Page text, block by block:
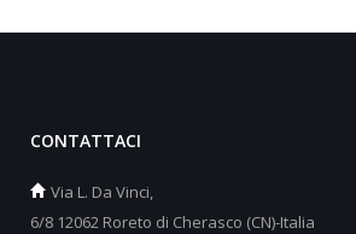
CONTATTACI
Via L. Da Vinci,
6/8 12062 Roreto di Cherasco (CN)-Italia